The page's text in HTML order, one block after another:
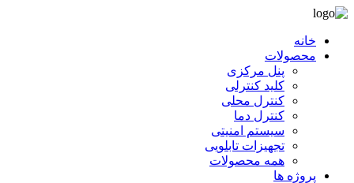
خانه
محصولات
پنل مرکزی
کلید کنترلی
کنترل محلی
کنترل دما
سیستم امنیتی
تجهیزات تابلویی
همه محصولات
پروژه ها